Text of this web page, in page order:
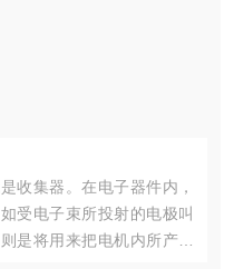
收集器。在电子器件内，
受电子束所投射的电极叫
是将用来把电机内所产生